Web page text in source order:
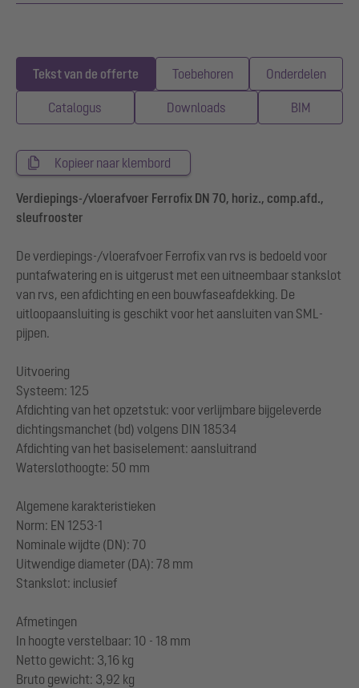
Tekst van de offerte Toebehoren Onderdelen
Catalogus Downloads BIM
Kopieer naar klembord
Verdiepings-/vloerafvoer Ferrofix DN 70, horiz., comp.afd.,
sleufrooster
De verdiepings-/vloerafvoer Ferrofix van rvs is bedoeld voor
puntafwatering en is uitgerust met een uitneembaar stankslot
van rvs, een afdichting en een bouwfaseafdekking. De
uitloopaansluiting is geschikt voor het aansluiten van SML-
pijpen.
Uitvoering
Systeem: 125
Afdichting van het opzetstuk: voor verlijmbare bijgeleverde
dichtingsmanchet (bd) volgens DIN 18534
Afdichting van het basiselement: aansluitrand
Waterslothoogte: 50 mm
Algemene karakteristieken
Norm: EN 1253-1
Nominale wijdte (DN): 70
Uitwendige diameter (DA): 78 mm
Stankslot: inclusief
Afmetingen
In hoogte verstelbaar: 10 - 18 mm
Netto gewicht: 3,16 kg
Bruto gewicht: 3,92 kg